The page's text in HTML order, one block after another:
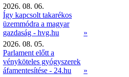
2026. 08. 06.
Így kapcsolt takarékos
üzemmódra a magyar
gazdaság - hvg.hu
»
2026. 08. 05.
Parlament előtt a
vényköteles gyógyszerek
áfamentesítése - 24.hu
»